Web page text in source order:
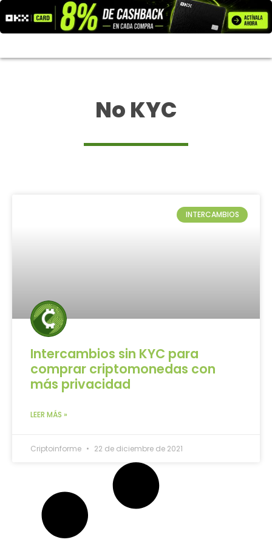
al
contenido
No KYC
INTERCAMBIOS
Intercambios sin KYC para
comprar criptomonedas con
más privacidad
LEER MÁS »
Criptoinforme 22 de diciembre de 2021